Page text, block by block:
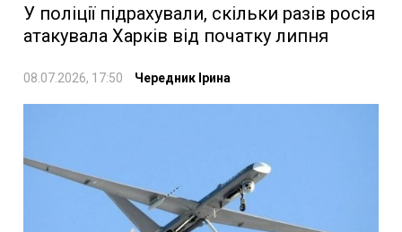
У поліції підрахували, скільки разів росія
атакувала Харків від початку липня
08.07.2026, 17:50 Чередник Ірина